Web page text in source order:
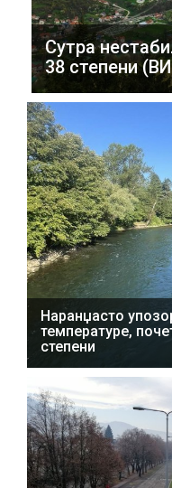
Сутра
38 степени
Наранџасто
температуре,
степени